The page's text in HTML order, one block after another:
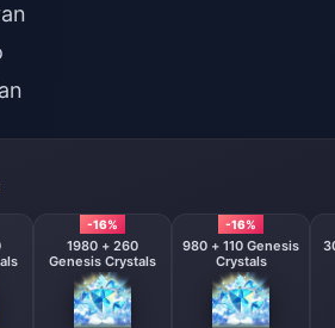
-16%
1980 + 260
Genesis Crystals
-16%
980 + 110 Genesis
Crystals